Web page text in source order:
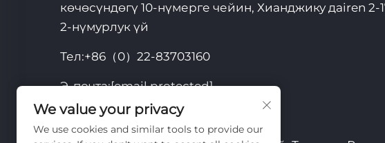
көчөсүндөгү 10-нүмерге чейин, Хианджику даiren 2-
2-нүмурлук үй
Тел:+86（0）22-83703160
Э-почта:[email protected]
Мобилдик:+8615822332238
We value your privacy
We use cookies and similar tools to provide our